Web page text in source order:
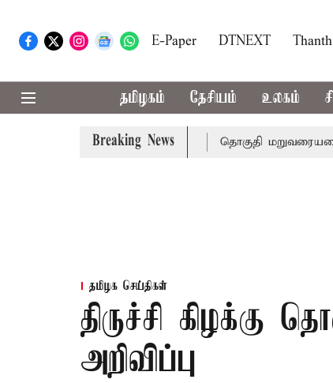
E-Paper DTNEXT
தமிழகம் தேசியம் உலகம்
Breaking News
பலி - பிரதமர் மோடி இரங்கல் தொகுதி மறுவரையறை
தமிழக செய்திகள்
திருச்சி கிழக்கு
அறிவிப்பு